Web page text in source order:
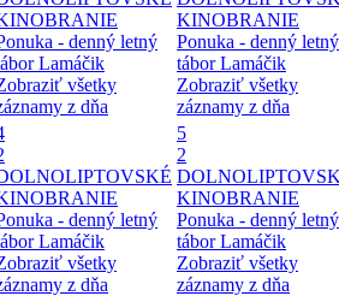
- denný letný
Lamáčik
všetky
z dňa
KINOBRANIE
Ponuka - denný letný
tábor Lamáčik
Zobraziť všetky
záznamy z dňa
- denný letný
Lamáčik
všetky
z dňa
5
2
KINOBRANIE
Ponuka - denný letný
tábor Lamáčik
Zobraziť všetky
záznamy z dňa